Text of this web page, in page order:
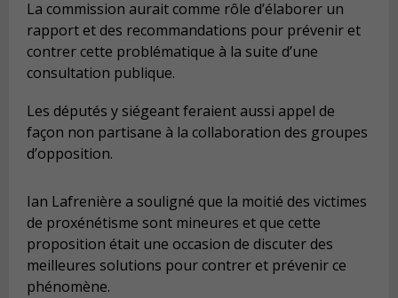
La commission aurait comme rôle d’élaborer un
rapport et des recommandations pour prévenir et
contrer cette problématique à la suite d’une
consultation publique.
Les députés y siégeant feraient aussi appel de
façon non partisane à la collaboration des groupes
d’opposition.
Ian Lafrenière a souligné que la moitié des victimes
de proxénétisme sont mineures et que cette
proposition était une occasion de discuter des
meilleures solutions pour contrer et prévenir ce
phénomène.